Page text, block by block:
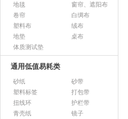
地毯
窗帘、遮阳布
卷帘
白绸布
塑料布
绒布
地垫
桌布
体质测试垫
通用低值易耗类
砂纸
砂带
塑料标签
打包带
扭线环
护栏带
青壳纸
镜子